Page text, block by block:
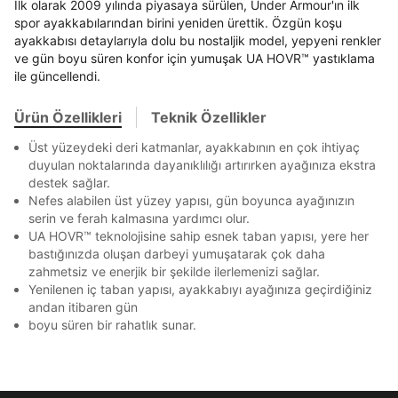
İşbankası Maximum 6
Akbank Axess 4
Ziraat Bankası Ziraat Bankası 4
AnadoluBank World
Kapat
İlk olarak 2009 yılında piyasaya sürülen, Under Armour'ın ilk
spor ayakkabılarından birini yeniden ürettik. Özgün koşu
ayakkabısı detaylarıyla dolu bu nostaljik model, yepyeni renkler
ve gün boyu süren konfor için yumuşak UA HOVR™ yastıklama
ile güncellendi.
Ürün Özellikleri Teknik Özellikler
Üst yüzeydeki deri katmanlar, ayakkabının en çok ihtiyaç
duyulan noktalarında dayanıklılığı artırırken ayağınıza ekstra
destek sağlar.
Nefes alabilen üst yüzey yapısı, gün boyunca ayağınızın
serin ve ferah kalmasına yardımcı olur.
UA HOVR™ teknolojisine sahip esnek taban yapısı, yere her
bastığınızda oluşan darbeyi yumuşatarak çok daha
zahmetsiz ve enerjik bir şekilde ilerlemenizi sağlar.
Yenilenen iç taban yapısı, ayakkabıyı ayağınıza geçirdiğiniz
andan itibaren gün
boyu süren bir rahatlık sunar.
Beden Seçin
Stok Bildirimi
Ürün stoklara geldiğindemail adresinize
E-posta Adresi *
Sipariş Numaranız *
Sorgula
En az 8 karakter
Bir küçük harf karakter
Bir rakam
Bir büyük harf
En az 1 özel karakter
Kişisel verileriniz
Aydınlatma Metni,Hüküm ve Koşullar
uyarınca işlenecektir. Kişisel verilerimin Doğuş
Perakende Satış Giyim ve Aksesuar Ticaret A.Ş.
tarafından ticari elektronik ileti gönderilmesi amacıyla
işlenmesini kabul ediyorum.
Sms
E-mail
Çağrı Merkezi / Arama
Kişisel verilerimin Doğuş Perakende Satış Giyim ve
Aksesuar Ticaret A.Ş. bünyesinde yer alan
markalara ait ürünlerin bana özel pazarlanması ve
Doğuş Grubu şirketlerinde bulunan pazarlama
SMS Onay Kodu
Bilgilerinizi güncellemek için lütfen telefonunuza SMS
SMS Onay Kodu
Bilgilerinizi güncellemek için lütfen telefonunuza SMS